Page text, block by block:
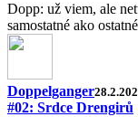
Dopp: už viem, ale
samostatné ako
Doppelganger
#02: Srdce Drengirů